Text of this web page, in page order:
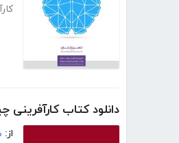
دانلود کتاب
از: